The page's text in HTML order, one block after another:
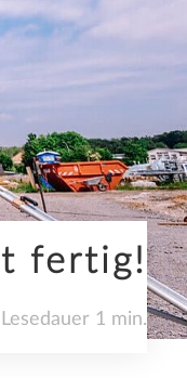
fertig!
Lesedauer 1 min.